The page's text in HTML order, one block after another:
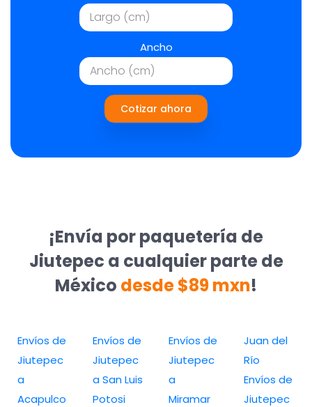
Ancho
Cotizar ahora
¡Envía por paquetería de
Jiutepec a cualquier parte de
México desde $89 mxn!
Envíos de
Jiutepec
a
Acapulco
Envíos de
Jiutepec
a San Luis
Potosi
Envíos de
Jiutepec
a
Miramar
Juan del
Río
Envíos de
Jiutepec